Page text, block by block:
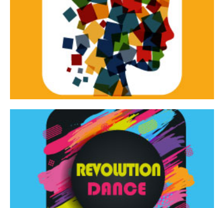
Tracce dinamiche
Tracce Dinamiche è una rassegna di teatro
d’innovazione e sperimentale.
Continua
Revolution Dance
Rassegna di danza contemporanea – I Edizione